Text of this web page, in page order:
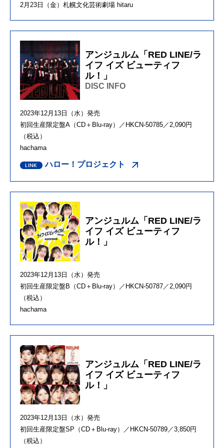
2月23日（金）札幌文化芸術劇場 hitaru
アンジュルム「RED LINE/ラ
イフ イズ ビューティフ
ル！」
DISC INFO
2023年12月13日（水）発売
初回生産限定盤A（CD＋Blu-ray）／HKCN-50785／2,090円
（税込）
hachama
ハロー！プロジェクト
アンジュルム「RED LINE/ラ
イフ イズ ビューティフ
ル！」
2023年12月13日（水）発売
初回生産限定盤B（CD＋Blu-ray）／HKCN-50787／2,090円
（税込）
hachama
アンジュルム「RED LINE/ラ
イフ イズ ビューティフ
ル！」
2023年12月13日（水）発売
初回生産限定盤SP（CD＋Blu-ray）／HKCN-50789／3,850円
（税込）